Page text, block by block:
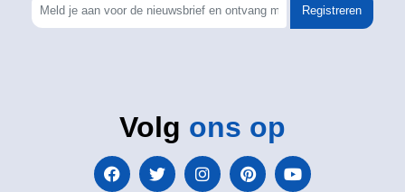
Registreren
Volg ons op